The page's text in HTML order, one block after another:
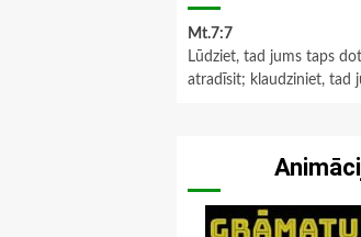
Mt.7:7
Lūdziet, tad jums taps
atradīsit; klaudziniet, tad